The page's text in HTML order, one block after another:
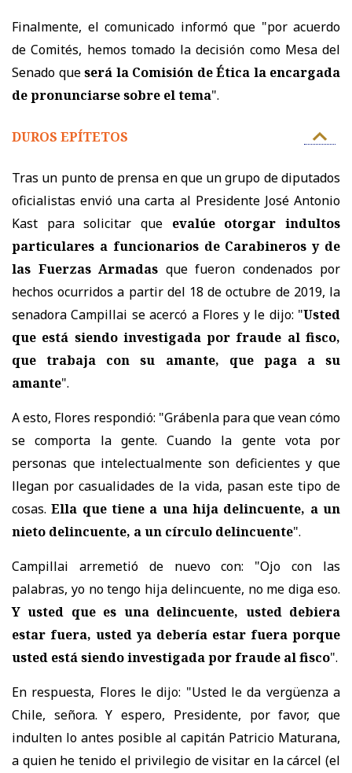
Finalmente, el comunicado informó que "por acuerdo
de Comités, hemos tomado la decisión como Mesa del
Senado queserá la Comisión de Ética la encargada
de pronunciarse sobre el tema".
DUROS EPÍTETOS
Tras un punto de prensa en que un grupo de diputados
oficialistas envió una carta al Presidente José Antonio
Kast para solicitar que evalúe otorgar indultos
particulares a funcionarios de Carabineros y de
las Fuerzas Armadas que fueron condenados por
hechos ocurridos a partir del 18 de octubre de 2019, la
senadora Campillai se acercó a Flores y le dijo: "Usted
que está siendo investigada por fraude al fisco,
que trabaja con su amante, que paga a su
amante".
A esto, Flores respondió: "Grábenla para que vean cómo
se comporta la gente. Cuando la gente vota por
personas que intelectualmente son deficientes y que
llegan por casualidades de la vida, pasan este tipo de
cosas.Ella que tiene a una hija delincuente, a un
nieto delincuente, a un círculo delincuente".
Campillai arremetió de nuevo con: "Ojo con las
palabras, yo no tengo hija delincuente, no me diga eso.
Y usted que es una delincuente, usted debiera
estar fuera, usted ya debería estar fuera porque
usted está siendo investigada por fraude al fisco".
En respuesta, Flores le dijo: "Usted le da vergüenza a
Chile, señora. Y espero, Presidente, por favor, que
indulten lo antes posible al capitán Patricio Maturana,
a quien he tenido el privilegio de visitar en la cárcel (el